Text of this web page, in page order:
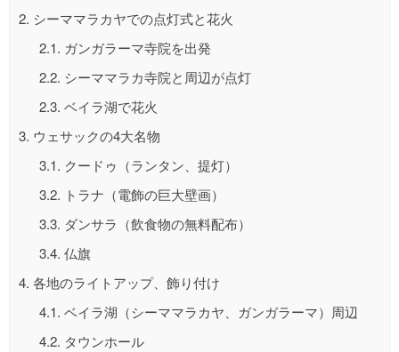
2. シーママラカヤでの点灯式と花火
2.1. ガンガラーマ寺院を出発
2.2. シーママラカ寺院と周辺が点灯
2.3. ベイラ湖で花火
3. ウェサックの4大名物
3.1. クードゥ（ランタン、提灯）
3.2. トラナ（電飾の巨大壁画）
3.3. ダンサラ（飲食物の無料配布）
3.4. 仏旗
4. 各地のライトアップ、飾り付け
4.1. ベイラ湖（シーママラカヤ、ガンガラーマ）周辺
4.2. タウンホール